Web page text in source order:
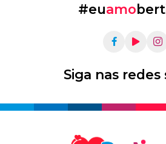
#euamo
Siga nas redes